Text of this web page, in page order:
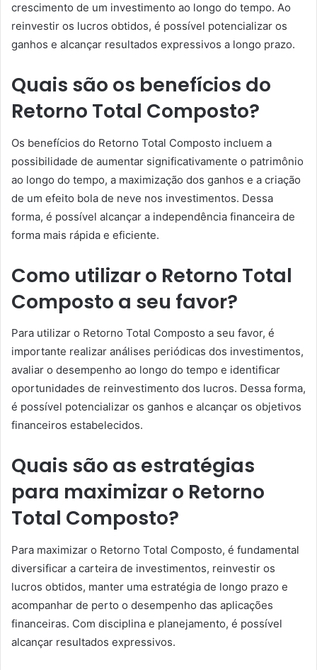
crescimento de um investimento ao longo do tempo. Ao
reinvestir os lucros obtidos, é possível potencializar os
ganhos e alcançar resultados expressivos a longo prazo.
Quais são os benefícios do
Retorno Total Composto?
Os benefícios do Retorno Total Composto incluem a
possibilidade de aumentar significativamente o patrimônio
ao longo do tempo, a maximização dos ganhos e a criação
de um efeito bola de neve nos investimentos. Dessa
forma, é possível alcançar a independência financeira de
forma mais rápida e eficiente.
Como utilizar o Retorno Total
Composto a seu favor?
Para utilizar o Retorno Total Composto a seu favor, é
importante realizar análises periódicas dos investimentos,
avaliar o desempenho ao longo do tempo e identificar
oportunidades de reinvestimento dos lucros. Dessa forma,
é possível potencializar os ganhos e alcançar os objetivos
financeiros estabelecidos.
Quais são as estratégias
para maximizar o Retorno
Total Composto?
Para maximizar o Retorno Total Composto, é fundamental
diversificar a carteira de investimentos, reinvestir os
lucros obtidos, manter uma estratégia de longo prazo e
acompanhar de perto o desempenho das aplicações
financeiras. Com disciplina e planejamento, é possível
alcançar resultados expressivos.